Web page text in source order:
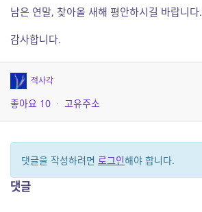
남은 연말, 찾아올 새해 평안하시길 바랍니다.
감사합니다.
적사각
좋아요 10 · 고유주소
댓글을 작성하려면 로그인해야 합니다.
댓글